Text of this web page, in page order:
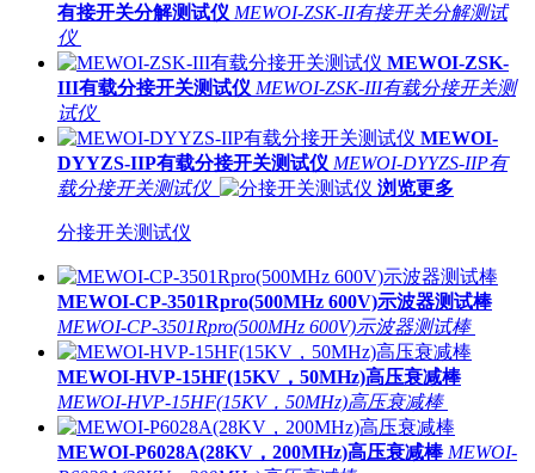
有接开关分解测试仪 MEWOI-ZSK-II有接开关分解测试
仪
MEWOI-ZSK-
III有载分接开关测试仪 MEWOI-ZSK-III有载分接开关测
试仪
MEWOI-
DYYZS-IIP有载分接开关测试仪 MEWOI-DYYZS-IIP有
载分接开关测试仪
浏览更多
分接开关测试仪
MEWOI-CP-3501Rpro(500MHz 600V)示波器测试棒
MEWOI-CP-3501Rpro(500MHz 600V)示波器测试棒
MEWOI-HVP-15HF(15KV，50MHz)高压衰减棒
MEWOI-HVP-15HF(15KV，50MHz)高压衰减棒
MEWOI-P6028A(28KV，200MHz)高压衰减棒 MEWOI-